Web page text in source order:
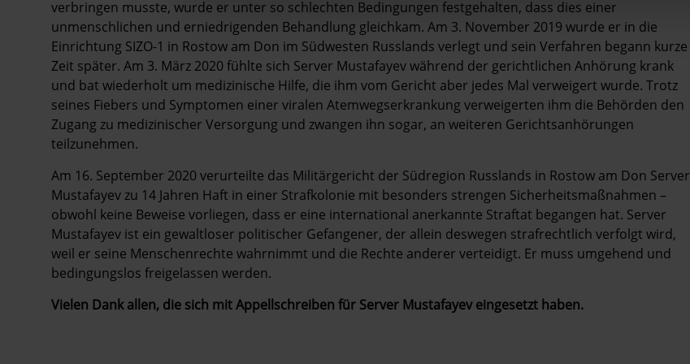
verbringen musste, wurde er unter so schlechten Bedingungen festgehalten, dass dies einer
unmenschlichen und erniedrigenden Behandlung gleichkam. Am 3. November 2019 wurde er in die
Einrichtung SIZO-1 in Rostow am Don im Südwesten Russlands verlegt und sein Verfahren begann kurze
Zeit später. Am 3. März 2020 fühlte sich Server Mustafayev während der gerichtlichen Anhörung krank
und bat wiederholt um medizinische Hilfe, die ihm vom Gericht aber jedes Mal verweigert wurde. Trotz
seines Fiebers und Symptomen einer viralen Atemwegserkrankung verweigerten ihm die Behörden den
Zugang zu medizinischer Versorgung und zwangen ihn sogar, an weiteren Gerichtsanhörungen
teilzunehmen.
Am 16. September 2020 verurteilte das Militärgericht der Südregion Russlands in Rostow am Don Server
Mustafayev zu 14 Jahren Haft in einer Strafkolonie mit besonders strengen Sicherheitsmaßnahmen –
obwohl keine Beweise vorliegen, dass er eine international anerkannte Straftat begangen hat. Server
Mustafayev ist ein gewaltloser politischer Gefangener, der allein deswegen strafrechtlich verfolgt wird,
weil er seine Menschenrechte wahrnimmt und die Rechte anderer verteidigt. Er muss umgehend und
bedingungslos freigelassen werden.
Vielen Dank allen, die sich mit Appellschreiben für Server Mustafayev eingesetzt haben.